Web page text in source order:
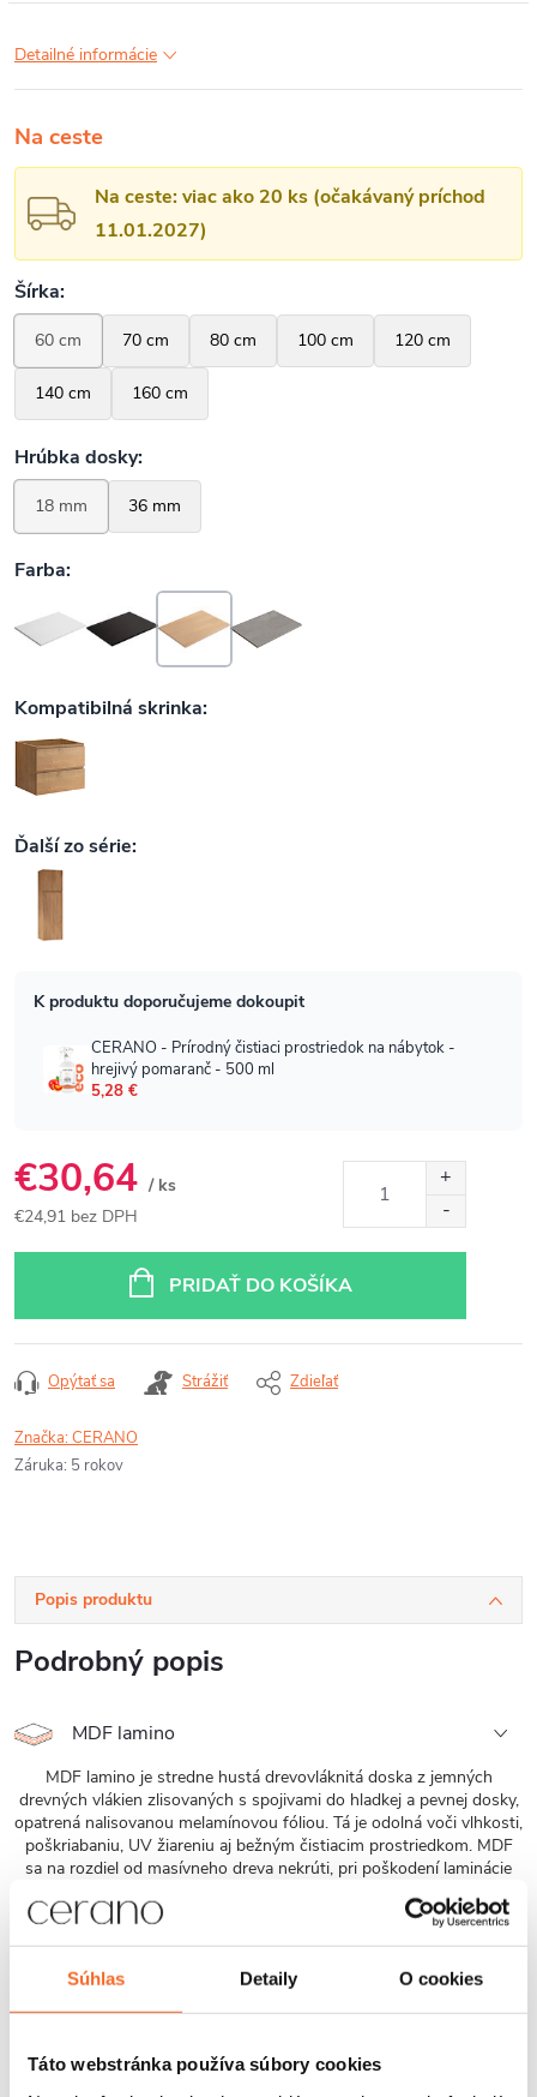
Súhlas Detaily O cookies
Táto webstránka používa súbory cookies
Detailné informácie
Na ceste
Na ceste: viac ako 20 ks (očakávaný príchod
11.01.2027)
€30,64 / ks
€24,91 bez DPH
PRIDAŤ DO KOŠÍKA
Opýtať sa Strážiť Zdieľať
Značka:CERANO
Záruka: 5 rokov
Popis produktu
Podrobný popis
MDF lamino
MDF lamino je stredne hustá drevovláknitá doska z jemných
drevných vlákien zlisovaných s spojivami do hladkej a pevnej dosky,
opatrená nalisovanou melamínovou fóliou. Tá je odolná voči vlhkosti,
poškriabaniu, UV žiareniu aj bežným čistiacim prostriedkom. MDF
sa na rozdiel od masívneho dreva nekrúti, pri poškodení laminácie
Laserové hrany
Laserové olepovanie vytvára bezšvové, takmer neviditeľné spojenie
hrán so špeciálnou reaktívnou vrstvou, ktorá sa aktivuje laserom.
odolnejší voči vlhkosti aj bežnému mechanickému namáhaniu.